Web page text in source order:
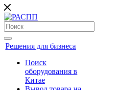
Решения для бизнеса
Поиск
оборудования в
Китае